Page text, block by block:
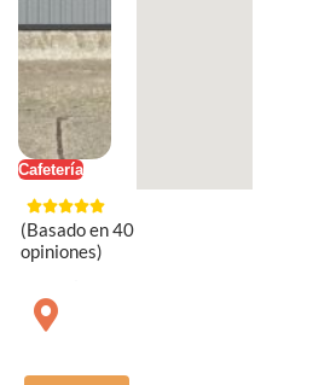
Cafetería
(Basado en 40
opiniones)